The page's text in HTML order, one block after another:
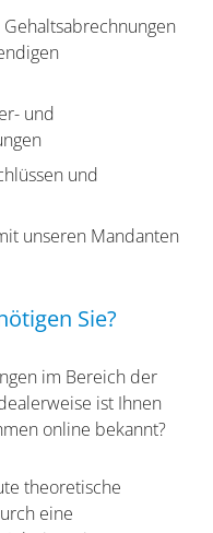
und
und
unseren Mandanten
Sie?
im Bereich der
ist Ihnen
online bekannt?
theoretische
eine